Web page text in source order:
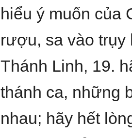
hiểu ý muốn của
rượu, sa vào
Thánh Linh, 19.
thánh ca, những
nhau; hãy hết